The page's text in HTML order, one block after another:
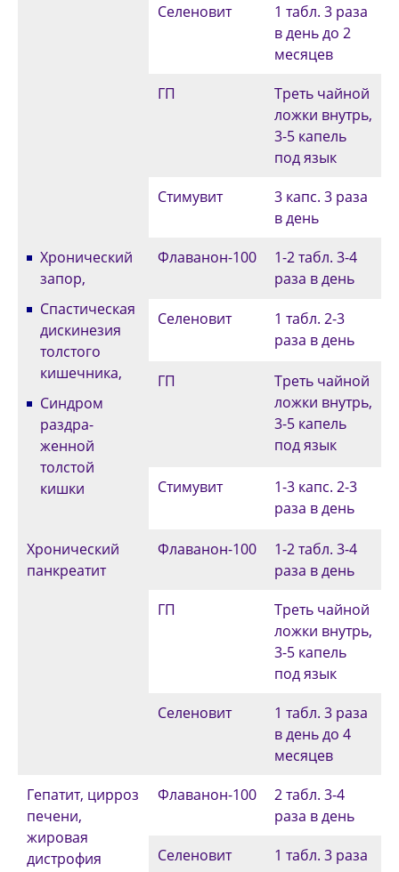
Селеновит
1 табл. 3 раза
в день до 2
месяцев
ГП
Треть чайной
ложки внутрь,
3-5 капель
под язык
Стимувит
3 капс. 3 раза
в день
Хронический
запор,
Спастическая
дискинезия
толстого
кишечника,
Синдром
раздра­
женной
толстой
кишки
Флаванон-100
1-2 табл. 3-4
раза в день
Селеновит
1 табл. 2-3
раза в день
ГП
Треть чайной
ложки внутрь,
3-5 капель
под язык
Стимувит
1-3 капс. 2-3
раза в день
Хронический
панкреатит
Флаванон-100
1-2 табл. 3-4
раза в день
ГП
Треть чайной
ложки внутрь,
3-5 капель
под язык
Селеновит
1 табл. 3 раза
в день до 4
месяцев
Гепатит, цирроз
печени,
жировая
дистрофия
Флаванон-100
2 табл. 3-4
раза в день
Селеновит
1 табл. 3 раза